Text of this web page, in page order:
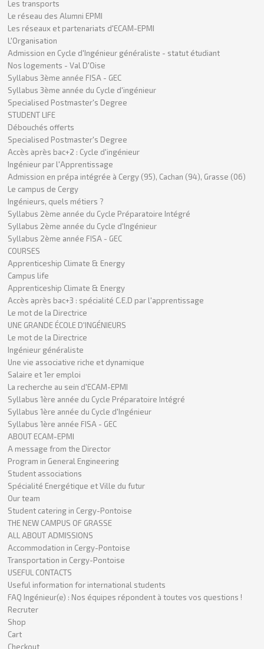
Les transports
Le réseau des Alumni EPMI
Les réseaux et partenariats d'ECAM-EPMI
L'Organisation
Admission en Cycle d'Ingénieur généraliste - statut étudiant
Nos logements - Val D'Oise
Syllabus 3ème année FISA - GEC
Syllabus 3ème année du Cycle d'ingénieur
Specialised Postmaster's Degree
STUDENT LIFE
Débouchés offerts
Specialised Postmaster's Degree
Accès après bac+2 : Cycle d'ingénieur
Ingénieur par l'Apprentissage
Admission en prépa intégrée à Cergy (95), Cachan (94), Grasse (06)
Le campus de Cergy
Ingénieurs, quels métiers ?
Syllabus 2ème année du Cycle Préparatoire Intégré
Syllabus 2ème année du Cycle d'Ingénieur
Syllabus 2ème année FISA - GEC
COURSES
Apprenticeship Climate & Energy
Campus life
Apprenticeship Climate & Energy
Accès après bac+3 : spécialité C.E.D par l'apprentissage
Le mot de la Directrice
UNE GRANDE ÉCOLE D'INGÉNIEURS
Le mot de la Directrice
Ingénieur généraliste
Une vie associative riche et dynamique
Salaire et 1er emploi
La recherche au sein d'ECAM-EPMI
Syllabus 1ère année du Cycle Préparatoire Intégré
Syllabus 1ère année du Cycle d'Ingénieur
Syllabus 1ère année FISA - GEC
ABOUT ECAM-EPMI
A message from the Director
Program in General Engineering
Student associations
Spécialité Energétique et Ville du futur
Our team
Student catering in Cergy-Pontoise
THE NEW CAMPUS OF GRASSE
ALL ABOUT ADMISSIONS
Accommodation in Cergy-Pontoise
Transportation in Cergy-Pontoise
USEFUL CONTACTS
Useful information for international students
FAQ Ingénieur(e) : Nos équipes répondent à toutes vos questions !
Recruter
Shop
Cart
Checkout